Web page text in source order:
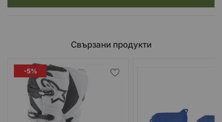
Свързани продукти
-5%